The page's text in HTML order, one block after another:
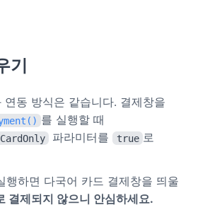
기
연동 방식은 같습니다. 결제창을
를 실행할 때
파라미터를 true 로
행하면 다국어 카드 결제창을 띄울
결제되지 않으니 안심하세요.